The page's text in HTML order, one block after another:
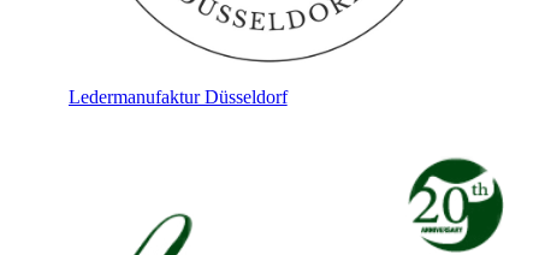
Ledermanufaktur Düsseldorf